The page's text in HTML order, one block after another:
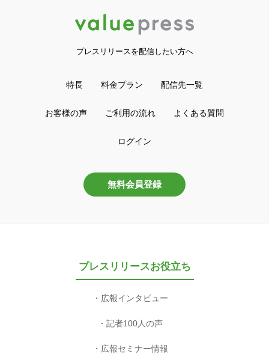
プレスリリースを配信したい方へ
特長 料金プラン 配信先一覧
お客様の声 ご利用の流れ よくある質問
ログイン
無料会員登録
プレスリリースお役立ち
広報インタビュー
記者100人の声
広報セミナー情報